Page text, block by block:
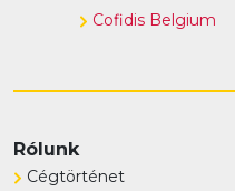
Cofidis Belgium
Rólunk
Cégtörténet